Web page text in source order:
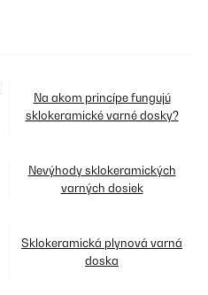
Na akom princípe fungujú
sklokeramické varné dosky?
Nevýhody sklokeramických
varných dosiek
Sklokeramická plynová varná
doska